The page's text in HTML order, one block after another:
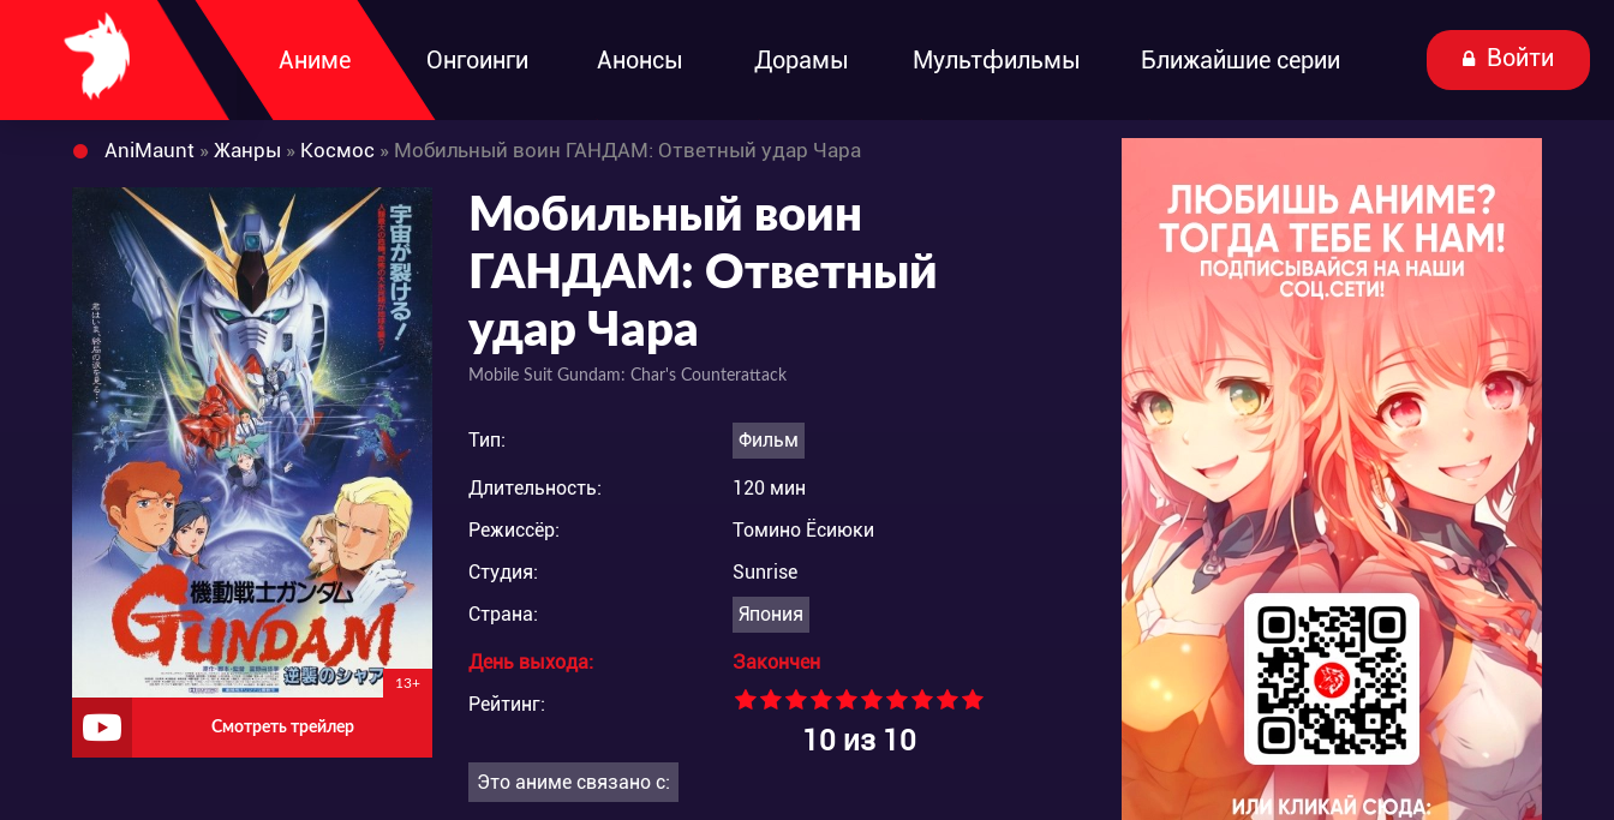
Аниме Онгоинги Анонсы Дорамы Мультфильмы Ближайшие серии Войти
AniMaunt » Жанры » Космос » Мобильный воин ГАНДАМ: Ответный удар Чара
13+
Смотреть трейлер
Мобильный воин
ГАНДАМ: Ответный
удар Чара
Mobile Suit Gundam: Char's Counterattack
Тип: Фильм
Длительность:
120 мин
Режиссёр:
Томино Ёсиюки
Студия:
Sunrise
Страна:
Япония
День выхода:
Закончен
Рейтинг:
10из 10
Это аниме связано с: